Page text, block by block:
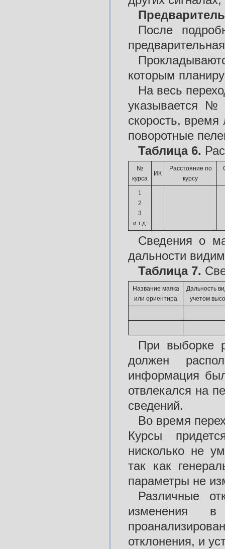
После
которым
На весь
указывается №
скорость, время
поворотные
Таблица 6.
№
курса
ИК
Расстояние по
курсу
1
2
3
и т.д.
Сведения о
дальности
Таблица 7.
Название маяка
или ориентира
Дальность
учетом
При выборке
должен
информация
отвлекался на
сведений.
Во время
Курсы
нисколько не
так как
параметры не
Различные
изменения
отклонения, и